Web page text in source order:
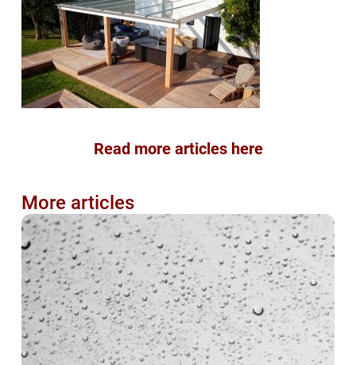
Read more articles here
More articles